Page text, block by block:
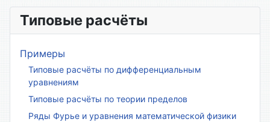
Типовые расчёты
Примеры
Типовые расчёты по дифференциальным
уравнениям
Типовые расчёты по теории пределов
Ряды Фурье и уравнения математической физики